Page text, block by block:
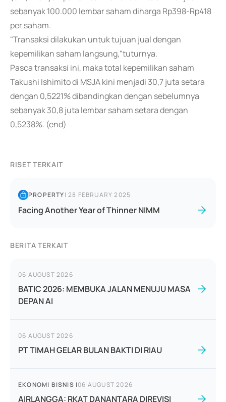
sebanyak 100.000 lembar saham diharga Rp398-Rp418
per saham.
"Transaksi dilakukan untuk tujuan jual dengan
kepemilikan saham langsung,"tuturnya.
Pasca transaksi ini, maka total kepemilikan saham
Takushi Ishimito di MSJA kini menjadi 30,7 juta setara
dengan 0,5221% dibandingkan dengan sebelumnya
sebanyak 30,8 juta lembar saham setara dengan
0,5238%. (end)
RISET TERKAIT
PROPERTY|28 FEBRUARY 2025
Facing Another Year of Thinner NIMM
BERITA TERKAIT
06 AUGUST 2026
BATIC 2026: MEMBUKA JALAN MENUJU MASA
DEPAN AI
06 AUGUST 2026
PT TIMAH GELAR BULAN BAKTI DI RIAU
EKONOMI BISNIS |06 AUGUST 2026
AIRLANGGA: RKAT DANANTARA DIREVISI